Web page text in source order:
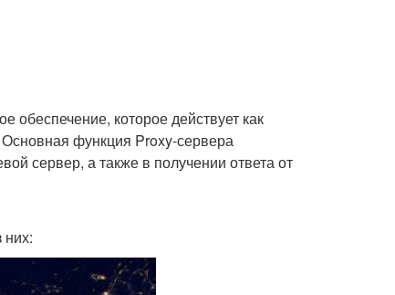
обеспечение, которое действует как
функция Proxy-сервера
сервер, а также в получении ответа от